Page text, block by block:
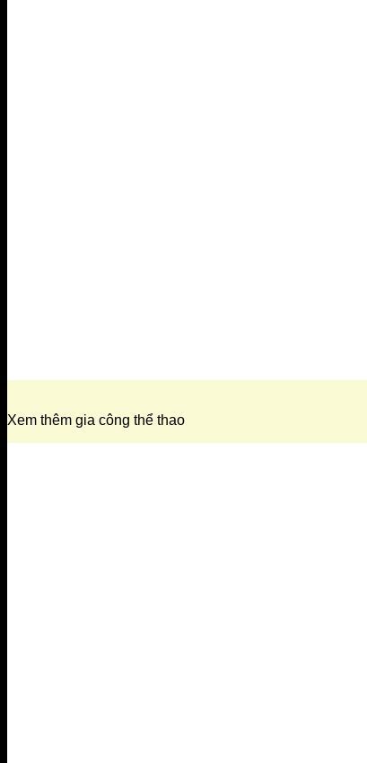
Xem thêm gia công thể thao